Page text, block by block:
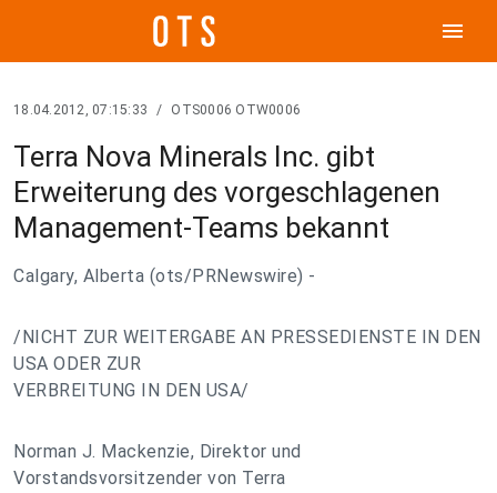
menu
18.04.2012, 07:15:33 / OTS0006 OTW0006
Terra Nova Minerals Inc. gibt
Erweiterung des vorgeschlagenen
Management-Teams bekannt
Calgary, Alberta (ots/PRNewswire) -
/NICHT ZUR WEITERGABE AN PRESSEDIENSTE IN DEN
USA ODER ZUR
VERBREITUNG IN DEN USA/
Norman J. Mackenzie, Direktor und
Vorstandsvorsitzender von Terra